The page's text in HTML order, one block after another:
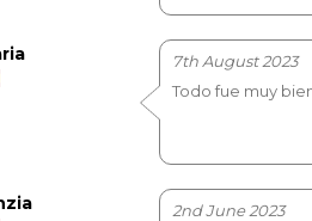
7th August 2023
Todo fue muy
2nd June 2023